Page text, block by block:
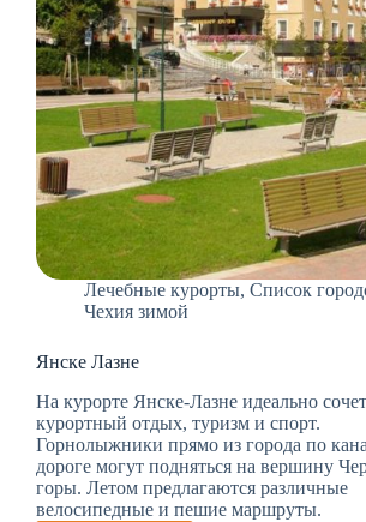
Лечебные курорты, Список
Чехия зимой
Янске Лазне
На курорте Янске-Лазне идеально
курортный отдых, туризм и спорт.
Горнолыжники прямо из города по
дороге могут подняться на вершину
горы. Летом предлагаются различные
велосипедные и пешие маршруты.